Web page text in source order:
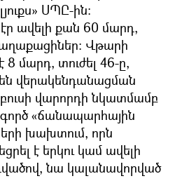
ՍՊԸ-ին:
ավելի քան 60 մարդ,
Վթարի
մարդ, տուժել 46-ը,
են վերակենդանացման
վարորդի նկատմամբ
«ճանապարհային
խախտում, որն
է երկու կամ ավելի
նա կալանավորված